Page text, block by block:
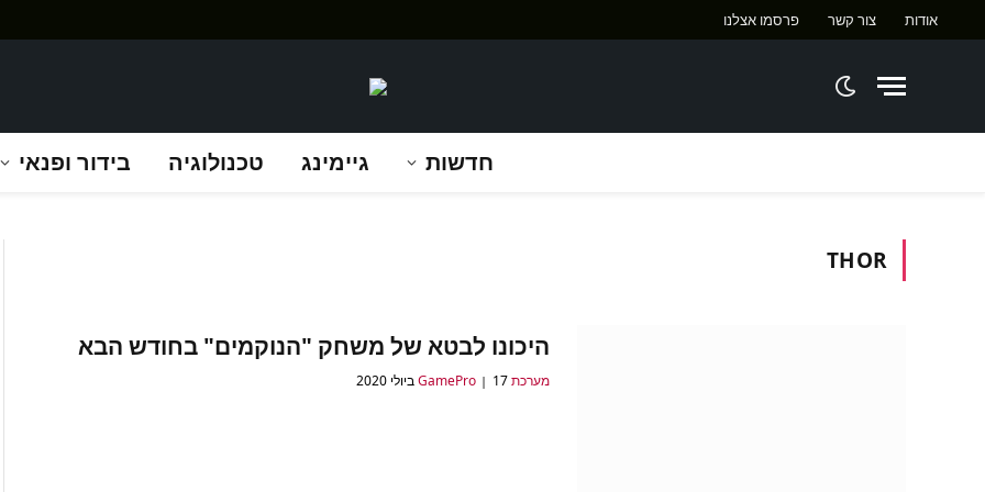
אודות צור קשר פרסמו אצלנו
חדשות גיימינג טכנולוגיה בידור ופנאי
THOR
היכונו לבטא של משחק "הנוקמים" בחודש הבא
מערכת GamePro17 ביולי 2020